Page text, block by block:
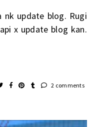
nk update blog. Rugi
x update blog kan.
2 comments